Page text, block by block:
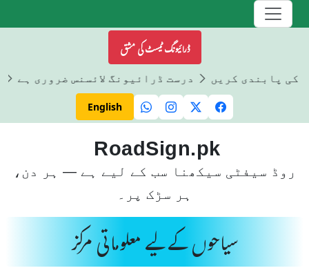
ڈرائیونگ ٹیسٹ کی مشق
کی پابندی کریں درست ڈرائیونگ لائسنس ضروری ہے
English
RoadSign.pk
روڈ سیفٹی سیکھنا سب کے لیے ہے — ہر دن،
ہر سڑک پر۔
سیاحوں کے لیے معلوماتی مرکز